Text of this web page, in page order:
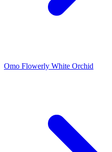
Omo Flowerly White Orchid